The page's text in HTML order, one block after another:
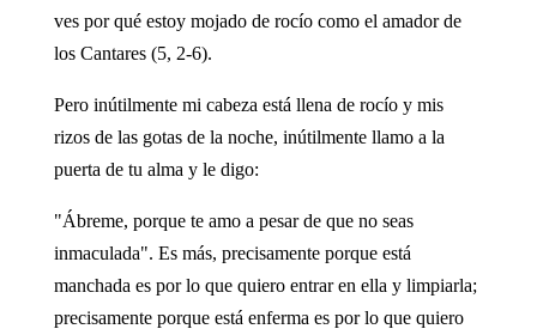
ves por qué estoy mojado de rocío como el amador de
los Cantares (5, 2-6).
Pero inútilmente mi cabeza está llena de rocío y mis
rizos de las gotas de la noche, inútilmente llamo a la
puerta de tu alma y le digo:
"Ábreme, porque te amo a pesar de que no seas
inmaculada". Es más, precisamente porque está
manchada es por lo que quiero entrar en ella y limpiarla;
precisamente porque está enferma es por lo que quiero